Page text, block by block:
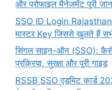
और प्रोफाइल मैनेजमेंट पूरी
SSO ID Login Rajasthan
मास्टर Key जिससे खुलते हैं सभी
सिंगल साइन-ऑन (SSO): कैसे
प्रक्रिया, सुरक्षा और पूरी गाइड
RSSB SSO एडमिट कार्ड